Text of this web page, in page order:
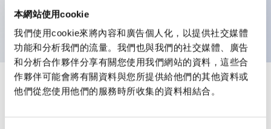
本網站使用cookie
我們使用cookie來將內容和廣告個人化，以提供社交媒體
功能和分析我們的流量。我們也與我們的社交媒體、廣告
和分析合作夥伴分享有關您使用我們網站的資料，這些合
作夥伴可能會將有關資料與您所提供給他們的其他資料或
他們從您使用他們的服務時所收集的資料相結合。
防護結構
規格
審美規範